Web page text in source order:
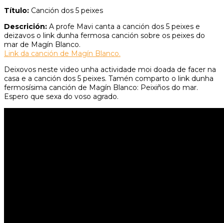
Título: Canción dos 5 peixes
Descrición: A profe Mavi canta a canción dos 5 peixes e
deizavos o link dunha fermosa canción sobre os peixes do
mar de Magín Blanco.
Link da canción de Magín Blanco.
Deixovos neste video unha actividade moi doada de facer na
casa e a canción dos 5 peixes. Tamén comparto o link dunha
fermosísima canción de Magín Blanco: Peixiños do mar.
Espero que sexa do voso agrado.